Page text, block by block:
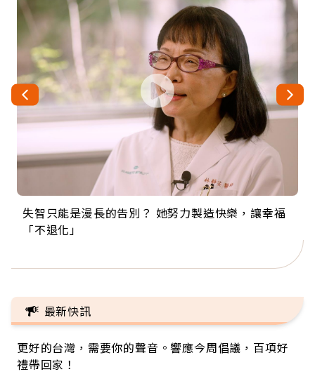
失智只能是漫長的告別？ 她努力製造快樂，讓幸福
「不退化」
來自剛果的巧克力神父 為台灣奉獻36年 「台灣是我
的家，我連作夢都講台語！」
63歲卸矽谷副總、搬回台灣找快樂！「蛋黃哥小
丑」走進安養院，逗樂上萬爺奶：退休後才開始真
104歲打破金氏世界紀錄 成為全球最年長羽球選
手，分享長壽的秘密原來是「這個」
事業巔峰他選擇追夢…黑手阿伯拉小提琴還登上小
巨蛋！連CNN都大讚！
最新快訊
更好的台灣，需要你的聲音。響應今周倡議，百項好
禮帶回家！